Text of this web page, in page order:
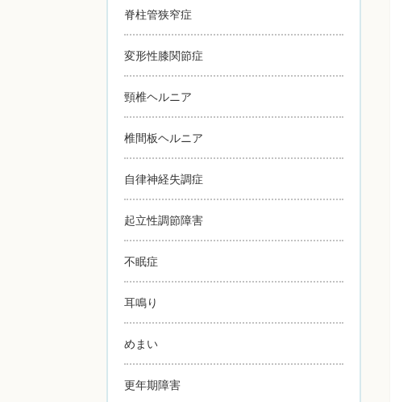
脊柱管狭窄症
変形性膝関節症
頸椎ヘルニア
椎間板ヘルニア
自律神経失調症
起立性調節障害
不眠症
耳鳴り
めまい
更年期障害